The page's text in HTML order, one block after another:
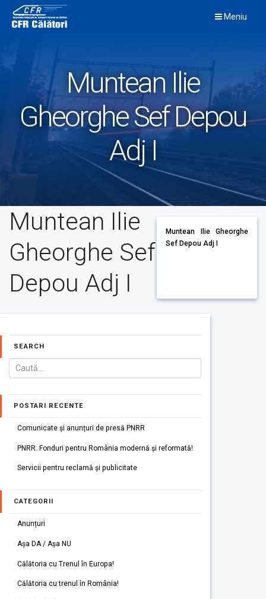
content
Meniu
Muntean Ilie
Gheorghe Sef Depou
Adj I
Muntean Ilie
Gheorghe Sef
Depou Adj I
Muntean Ilie Gheorghe
Sef Depou Adj I
SEARCH
POSTARI RECENTE
Comunicate și anunțuri de presă PNRR
PNRR: Fonduri pentru România modernă și reformată!
Servicii pentru reclamă și publicitate
CATEGORII
Anunțuri
Așa DA / Așa NU
Călătoria cu Trenul în Europa!
Călătoria cu trenul în România!